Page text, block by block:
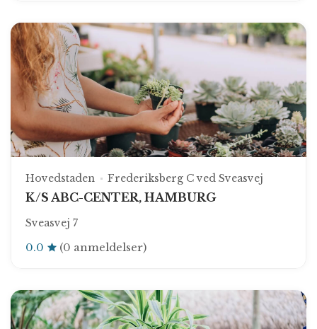
Hovedstaden Frederiksberg C ved Sveasvej
K/S ABC-CENTER, HAMBURG
Sveasvej 7
0.0 (0 anmeldelser)